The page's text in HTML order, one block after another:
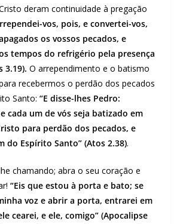
deram continuidade à pregação
vos, pois, e convertei-vos,
os vossos pecados, e
tempos do refrigério pela presença
3.19). O arrependimento e o batismo
recebermos o perdão dos pecados
Santo: “E disse-lhes Pedro:
cada um de vós seja batizado em
para perdão dos pecados, e
do Espírito Santo” (Atos 2.38).
chamando; abra o seu coração e
“Eis que estou à porta e bato; se
voz e abrir a porta, entrarei em
cearei, e ele, comigo” (Apocalipse